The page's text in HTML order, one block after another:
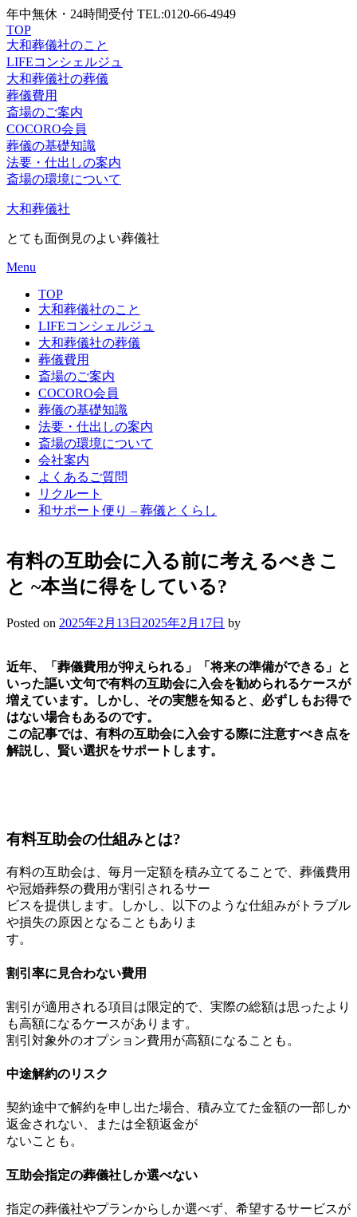
年中無休・24時間受付 TEL:0120-66-4949
TOP
大和葬儀社のこと
LIFEコンシェルジュ
大和葬儀社の葬儀
葬儀費用
斎場のご案内
COCORO会員
葬儀の基礎知識
法要・仕出しの案内
斎場の環境について
Skip
content
大和葬儀社
とても面倒見のよい葬儀社
Menu
TOP
大和葬儀社のこと
LIFEコンシェルジュ
大和葬儀社の葬儀
葬儀費用
斎場のご案内
COCORO会員
葬儀の基礎知識
法要・仕出しの案内
斎場の環境について
会社案内
よくあるご質問
リクルート
和サポート便り – 葬儀とくらし
有料の互助会に入る前に考えるべきこ
と ~本当に得をしている?
Posted on 2025年2月13日 2025年2月17日 by
近年、「葬儀費用が抑えられる」「将来の準備ができる」と
いった謳い文句で有料の互助会に入会を勧められるケースが
増えています。しかし、その実態を知ると、必ずしもお得で
はない場合もあるのです。
この記事では、有料の互助会に入会する際に注意すべき点を
解説し、賢い選択をサポートします。
有料互助会の仕組みとは?
有料の互助会は、毎月一定額を積み立てることで、葬儀費用
や冠婚葬祭の費用が割引されるサー
ビスを提供します。しかし、以下のような仕組みがトラブル
や損失の原因となることもありま
す。
割引率に見合わない費用
割引が適用される項目は限定的で、実際の総額は思ったより
も高額になるケースがあります。
割引対象外のオプション費用が高額になることも。
中途解約のリスク
契約途中で解約を申し出た場合、積み立てた金額の一部しか
返金されない、または全額返金が
ないことも。
互助会指定の葬儀社しか選べない
指定の葬儀社やプランからしか選べず、希望するサービスが